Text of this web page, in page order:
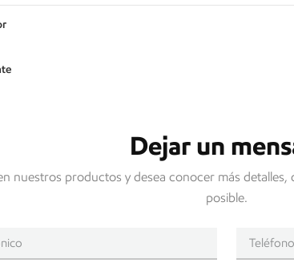
Dejar un
nuestros productos y desea conocer más
posible.